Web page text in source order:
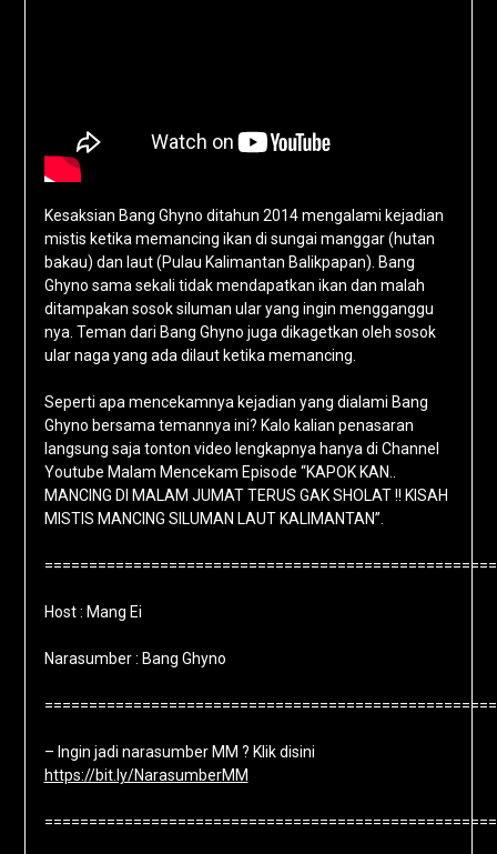
Kesaksian Bang Ghyno ditahun 2014 mengalami kejadian
mistis ketika memancing ikan di sungai manggar (hutan
bakau) dan laut (Pulau Kalimantan Balikpapan). Bang
Ghyno sama sekali tidak mendapatkan ikan dan malah
ditampakan sosok siluman ular yang ingin mengganggu
nya. Teman dari Bang Ghyno juga dikagetkan oleh sosok
ular naga yang ada dilaut ketika memancing.
Seperti apa mencekamnya kejadian yang dialami Bang
Ghyno bersama temannya ini? Kalo kalian penasaran
langsung saja tonton video lengkapnya hanya di Channel
Youtube Malam Mencekam Episode “KAPOK KAN..
MANCING DI MALAM JUMAT TERUS GAK SHOLAT !! KISAH
MISTIS MANCING SILUMAN LAUT KALIMANTAN”.
Host : Mang Ei
Narasumber : Bang Ghyno
– Ingin jadi narasumber MM ? Klik disini
https://bit.ly/NarasumberMM